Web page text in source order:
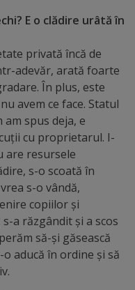
E o clădire urâtă în
privată încă de
adevăr, arată foarte
În plus, este
avem ce face. Statul
spus deja, e
cu proprietarul. I-
are resursele
s-o scoată în
s-o vândă,
copiilor și
a răzgândit și a scos
să-și găsească
aducă în ordine și să